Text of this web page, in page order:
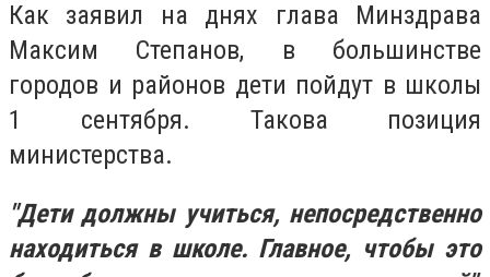
Как заявил на днях глава Минздрава
Максим Степанов, в большинстве
городов и районов дети пойдут в школы
1 сентября. Такова позиция
министерства.
"Дети должны учиться, непосредственно
находиться в школе. Главное, чтобы это